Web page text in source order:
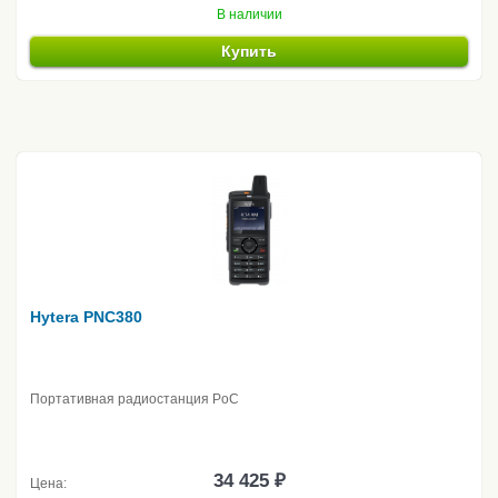
В наличии
Купить
Hytera PNC380
Портативная радиостанция PoC
Цена: 34 425 ₽